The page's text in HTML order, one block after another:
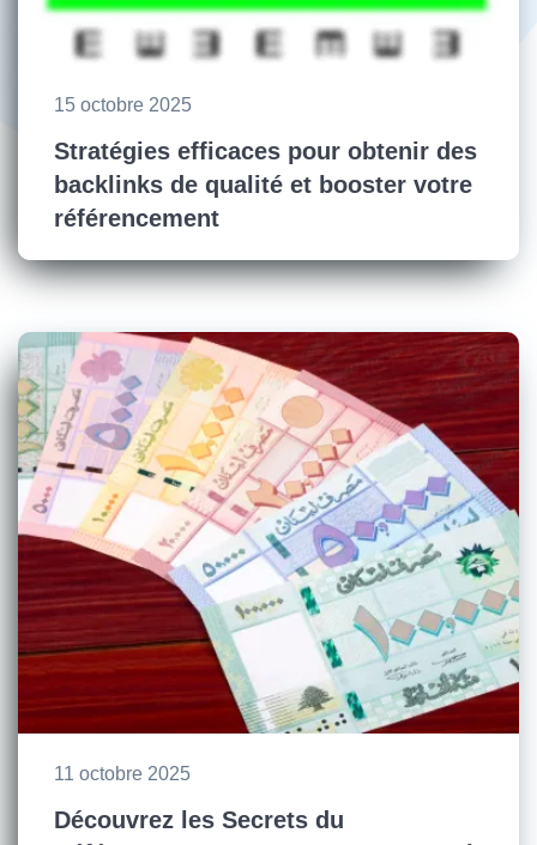
15 octobre 2025
Stratégies efficaces pour obtenir des
backlinks de qualité et booster votre
référencement
11 octobre 2025
Découvrez les Secrets du